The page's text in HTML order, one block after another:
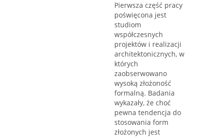
Pierwsza część pracy
poświęcona jest
studiom
współczesnych
projektów i realizacji
architektonicznych, w
których
zaobserwowano
wysoką złożoność
formalną. Badania
wykazały, że choć
pewna tendencja do
stosowania form
złożonych jest